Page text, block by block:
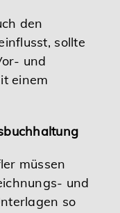
den
sollte
und
einem
müssen
und
so